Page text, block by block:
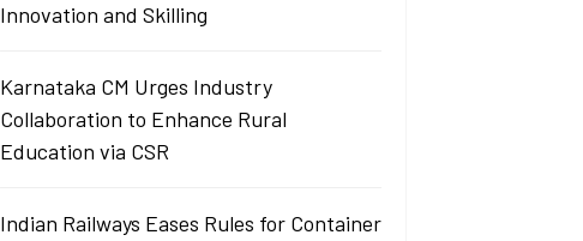
Innovation and Skilling
Karnataka CM Urges Industry
Collaboration to Enhance Rural
Education via CSR
Indian Railways Eases Rules for Container